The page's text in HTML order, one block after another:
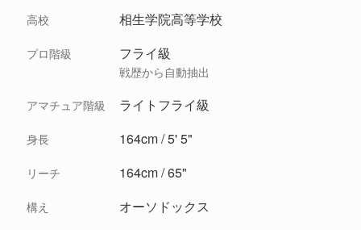
高校 相生学院高等学校
プロ階級 フライ級
戦歴から自動抽出
アマチュア階級 ライトフライ級
身長 164cm / 5' 5"
リーチ 164cm / 65"
構え オーソドックス